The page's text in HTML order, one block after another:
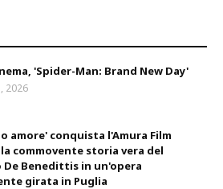
'Spider-Man: Brand New Day'
2026
amore' conquista l'Amura Film
commovente storia vera del
Benedittis in un'opera
girata in Puglia